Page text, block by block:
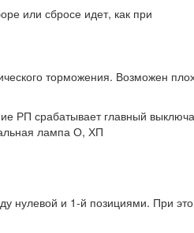
или сбросе идет, как при
торможения. Возможен
РП срабатывает главный
лампа О, ХП
нулевой и 1-й позициями. При